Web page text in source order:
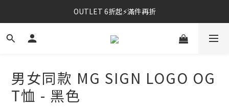
⚡春夏新品｜二件85折
OUTLET 6折起⚡滿件再折
⚡春夏新品｜二件85折
男女同款 MG SIGN LOGO OG
T恤 - 黑色